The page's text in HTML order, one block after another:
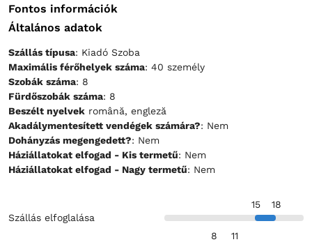
Fontos információk
Általános adatok
Szállás típusa: Kiadó Szoba
Maximális férőhelyek száma: 40 személy
Szobák száma: 8
Fürdőszobák száma: 8
Beszélt nyelvek română, engleză
Akadálymentesített vendégek számára?
: Nem
Dohányzás megengedett?
: Nem
Háziállatokat elfogad - Kis termetű
: Nem
Háziállatokat elfogad - Nagy termetű
: Nem
Szállás elfoglalása
15 18
8 11